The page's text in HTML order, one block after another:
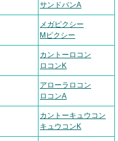
サンドパンA
メガピクシー
Mピクシー
カントーロコン
ロコンK
アローラロコン
ロコンA
カントーキュウコン
キュウコンK